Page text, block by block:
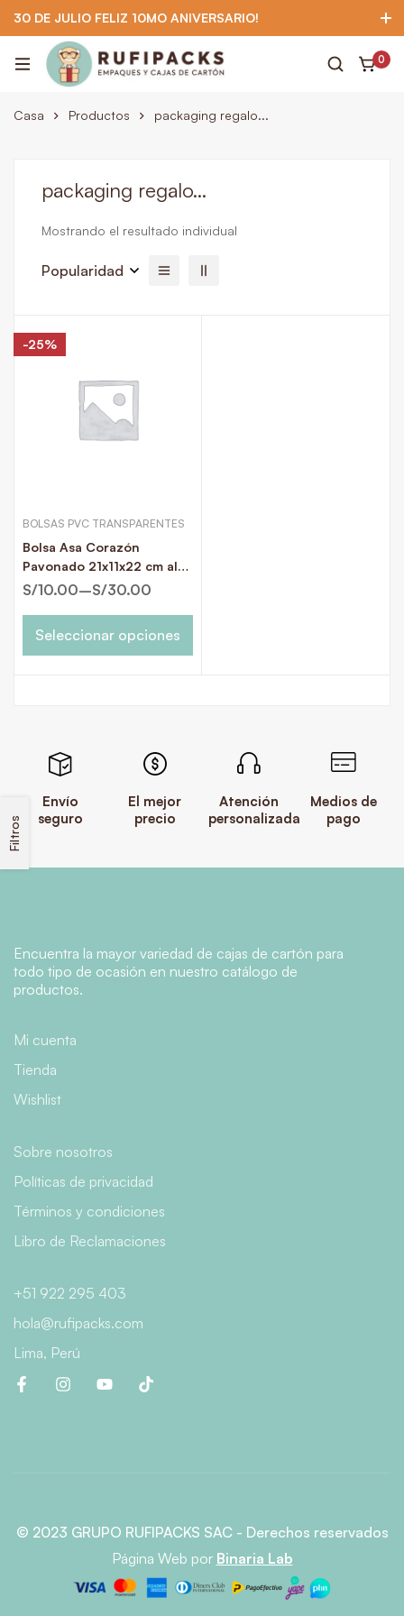
30 DE JULIO FELIZ 10MO ANIVERSARIO!
922 295 403
0
Casa Productos packaging regalo...
Filtros
packaging regalo...
Mostrando el resultado individual
Popularidad
-25%
BOLSAS PVC TRANSPARENTES
Bolsa Asa Corazón
Pavonado 21x11x22 cm alto
| Bolsa de Regalo
S/10.00–S/30.00
Seleccionar opciones
Envío
seguro
El mejor
precio
Atención
personalizada
Medios de
pago
Encuentra la mayor variedad de cajas de cartón para
todo tipo de ocasión en nuestro catálogo de
productos.
Mi cuenta
Tienda
Wishlist
Sobre nosotros
Políticas de privacidad
Términos y condiciones
Libro de Reclamaciones
+51 922 295 403
hola@rufipacks.com
Lima, Perú
© 2023 GRUPO RUFIPACKS SAC - Derechos reservados
Página Web por Binaria Lab